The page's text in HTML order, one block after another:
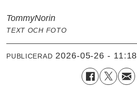
TommyNorin
TEXT OCH FOTO
PUBLICERAD 2026-05-26 - 11:18